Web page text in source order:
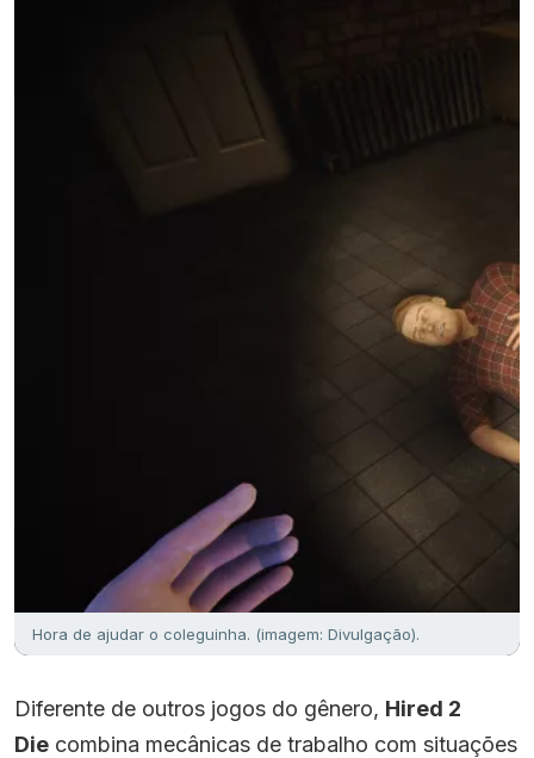
Hora de ajudar o coleguinha. (imagem: Divulgação).
Diferente de outros jogos do gênero, Hired 2
Die combina mecânicas de trabalho com situações